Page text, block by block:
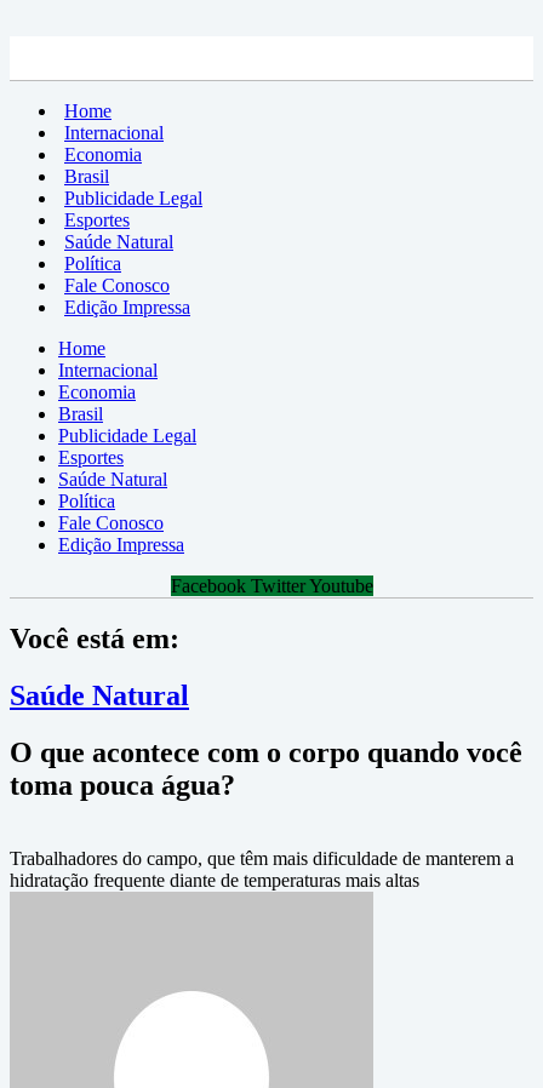
Home
Internacional
Economia
Brasil
Publicidade Legal
Esportes
Saúde Natural
Política
Fale Conosco
Edição Impressa
Home
Internacional
Economia
Brasil
Publicidade Legal
Esportes
Saúde Natural
Política
Fale Conosco
Edição Impressa
Facebook Twitter Youtube
Você está em:
Saúde Natural
O que acontece com o corpo quando você
toma pouca água?
Trabalhadores do campo, que têm mais dificuldade de manterem a
hidratação frequente diante de temperaturas mais altas